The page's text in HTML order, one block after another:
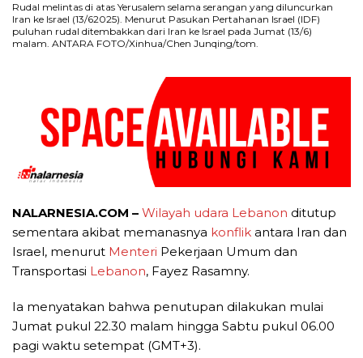
Rudal melintas di atas Yerusalem selama serangan yang diluncurkan
Iran ke Israel (13/62025). Menurut Pasukan Pertahanan Israel (IDF)
puluhan rudal ditembakkan dari Iran ke Israel pada Jumat (13/6)
malam. ANTARA FOTO/Xinhua/Chen Junqing/tom.
NALARNESIA.COM – Wilayah udara Lebanon ditutup
sementara akibat memanasnya konflik antara Iran dan
Israel, menurut Menteri Pekerjaan Umum dan
Transportasi Lebanon, Fayez Rasamny.
Ia menyatakan bahwa penutupan dilakukan mulai
Jumat pukul 22.30 malam hingga Sabtu pukul 06.00
pagi waktu setempat (GMT+3).